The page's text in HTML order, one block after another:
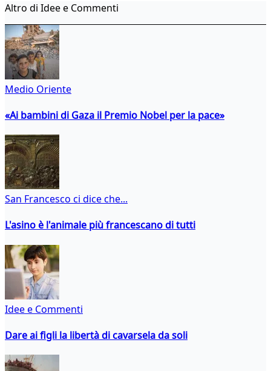
Altro di Idee e Commenti
Medio Oriente
«Ai bambini di Gaza il Premio Nobel per la pace»
San Francesco ci dice che...
L'asino è l'animale più francescano di tutti
Idee e Commenti
Dare ai figli la libertà di cavarsela da soli